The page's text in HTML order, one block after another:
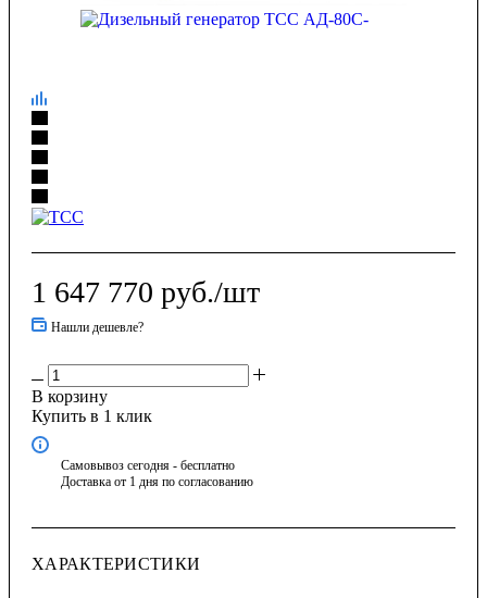
1 647 770 руб./шт
Нашли дешевле?
В корзину
Купить в 1 клик
Самовывоз сегодня - бесплатно
Доставка от 1 дня по согласованию
ХАРАКТЕРИСТИКИ